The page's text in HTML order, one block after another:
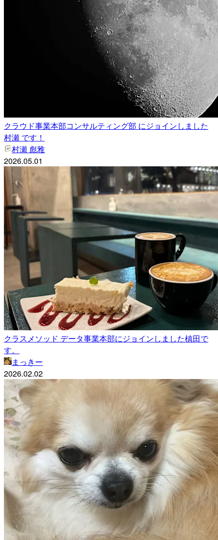
クラウド事業本部コンサルティング部 にジョインしました
村瀬 です！
村瀬 彪雅
2026.05.01
クラスメソッド データ事業本部にジョインしました槙田で
す。
まっきー
2026.02.02